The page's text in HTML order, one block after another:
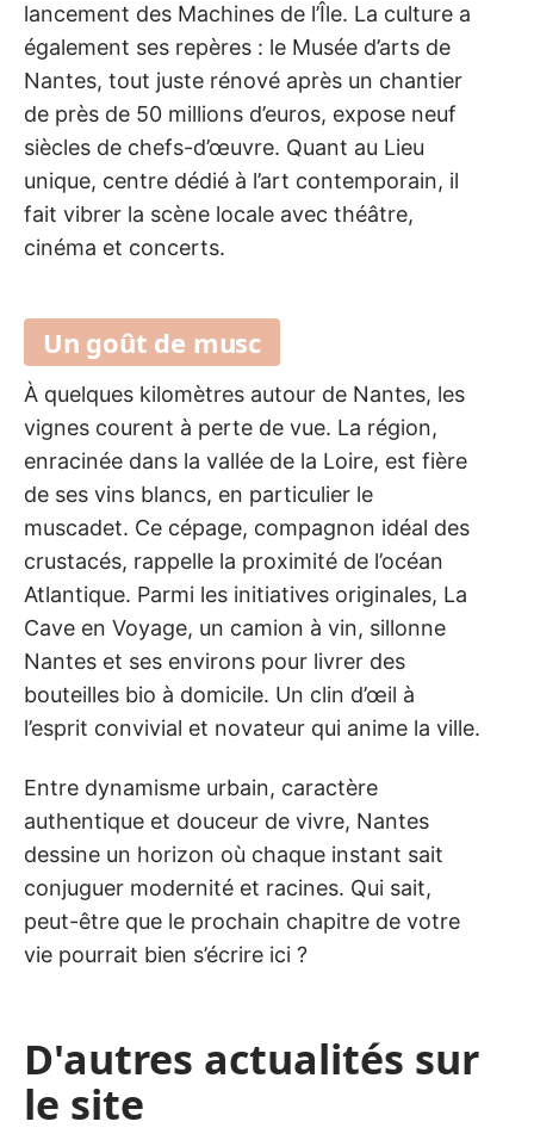
lancement des Machines de l’Île. La culture a
également ses repères : le Musée d’arts de
Nantes, tout juste rénové après un chantier
de près de 50 millions d’euros, expose neuf
siècles de chefs-d’œuvre. Quant au Lieu
unique, centre dédié à l’art contemporain, il
fait vibrer la scène locale avec théâtre,
cinéma et concerts.
Un goût de musc
À quelques kilomètres autour de Nantes, les
vignes courent à perte de vue. La région,
enracinée dans la vallée de la Loire, est fière
de ses vins blancs, en particulier le
muscadet. Ce cépage, compagnon idéal des
crustacés, rappelle la proximité de l’océan
Atlantique. Parmi les initiatives originales, La
Cave en Voyage, un camion à vin, sillonne
Nantes et ses environs pour livrer des
bouteilles bio à domicile. Un clin d’œil à
l’esprit convivial et novateur qui anime la ville.
Entre dynamisme urbain, caractère
authentique et douceur de vivre, Nantes
dessine un horizon où chaque instant sait
conjuguer modernité et racines. Qui sait,
peut-être que le prochain chapitre de votre
vie pourrait bien s’écrire ici ?
D'autres actualités sur
le site